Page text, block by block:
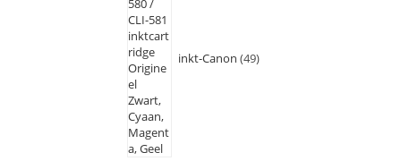
inkt-Canon 49